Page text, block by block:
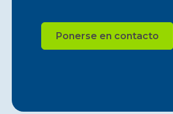
Ponerse en contacto